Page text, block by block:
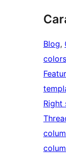
Blog,
colors
Right